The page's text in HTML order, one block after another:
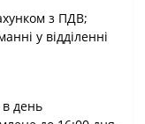
з ПДВ;
у відділенні
в день